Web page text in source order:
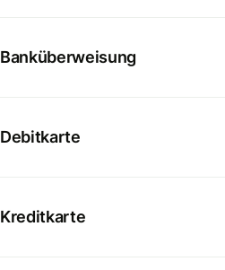
Banküberweisung
Debitkarte
Kreditkarte